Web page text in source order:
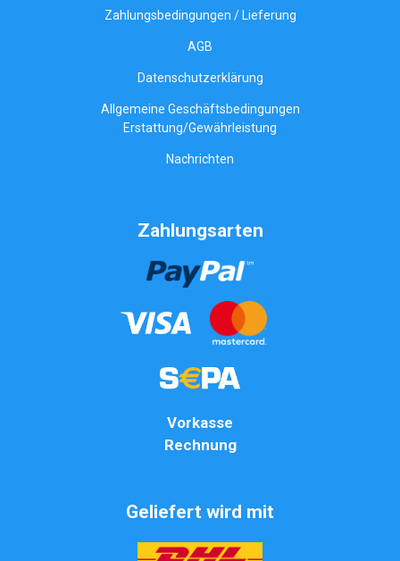
Zahlungsbedingungen / Lieferung
AGB
Datenschutzerklärung
Allgemeine Geschäftsbedingungen
Erstattung/Gewährleistung
Nachrichten
Zahlungsarten
Vorkasse
Rechnung
Geliefert wird mit